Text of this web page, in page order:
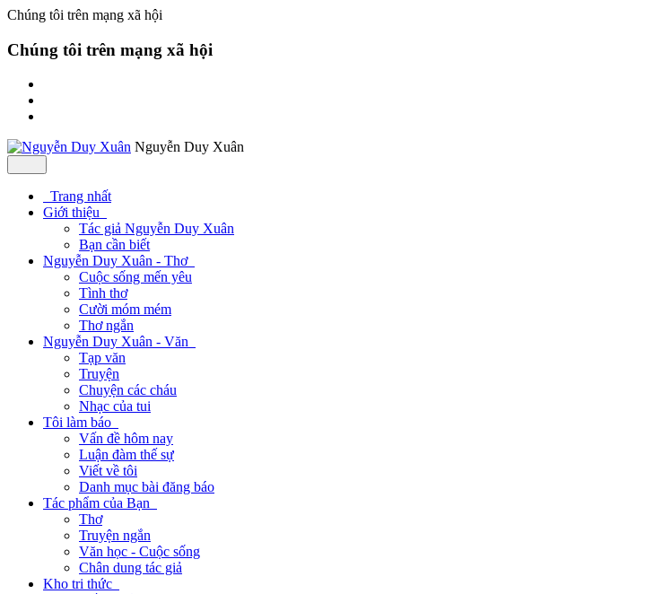
Chúng tôi trên mạng xã hội
Chúng tôi trên mạng xã hội
Nguyễn Duy Xuân
Trang nhất
Giới thiệu
Tác giả Nguyễn Duy Xuân
Bạn cần biết
Nguyễn Duy Xuân - Thơ
Cuộc sống mến yêu
Tình thơ
Cười móm mém
Thơ ngắn
Nguyễn Duy Xuân - Văn
Tạp văn
Truyện
Chuyện các cháu
Nhạc của tui
Tôi làm báo
Vấn đề hôm nay
Luận đàm thế sự
Viết về tôi
Danh mục bài đăng báo
Tác phẩm của Bạn
Thơ
Truyện ngắn
Văn học - Cuộc sống
Chân dung tác giả
Kho tri thức